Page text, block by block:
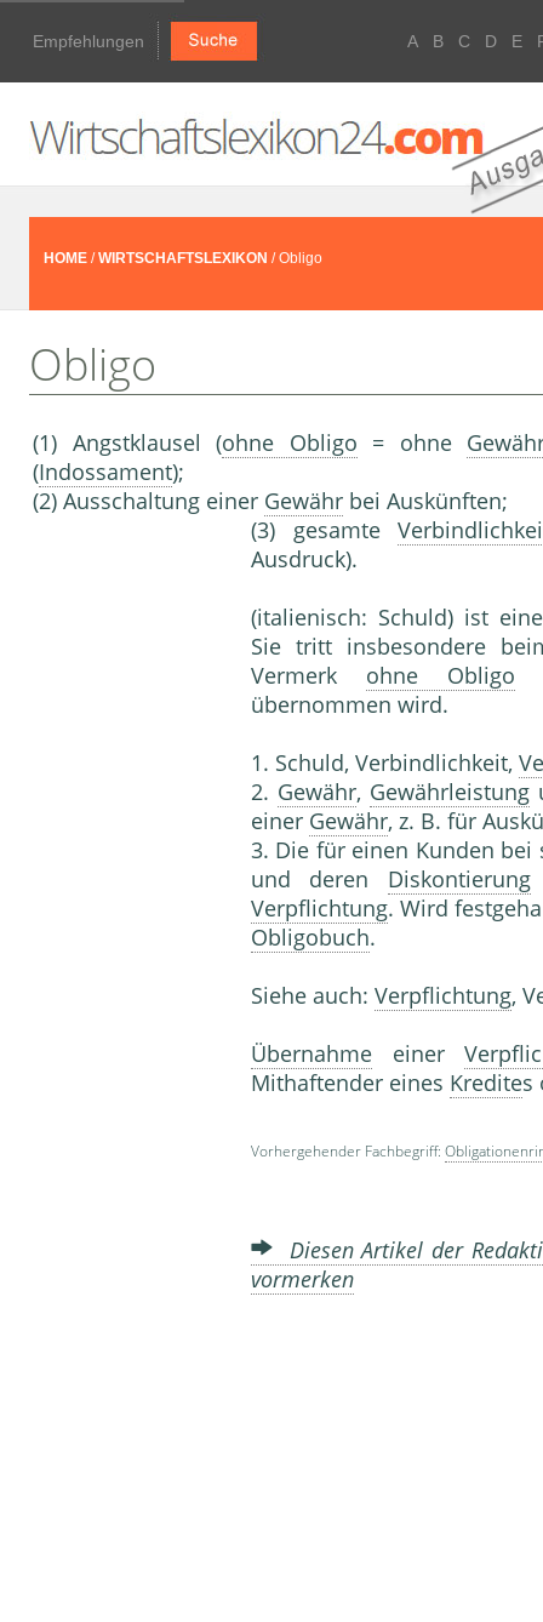
Empfehlungen A B C D E
HOME /WIRTSCHAFTSLEXIKON / Obligo
Obligo
(1) Angstklausel (ohne Obligo = ohne
(Indossament);
(2) Ausschaltung einer Gewähr bei Auskünften;
(3) gesamte
Ausdruck).
(italienisch: Schuld) ist
Sie tritt insbesondere
Vermerk ohne Obligo
übernommen wird.
1. Schuld, Verbindlichkeit,
2. Gewähr, Gewährleistung
einer Gewähr, z. B. für
3. Die für einen Kunden
und deren Diskontierung
Verpflichtung. Wird
Obligobuch.
Siehe auch: Verpflichtung,
Übernahme einer
Mithaftender eines Kredites
Vorhergehender Fachbegriff:
Diesen Artikel der
vormerken